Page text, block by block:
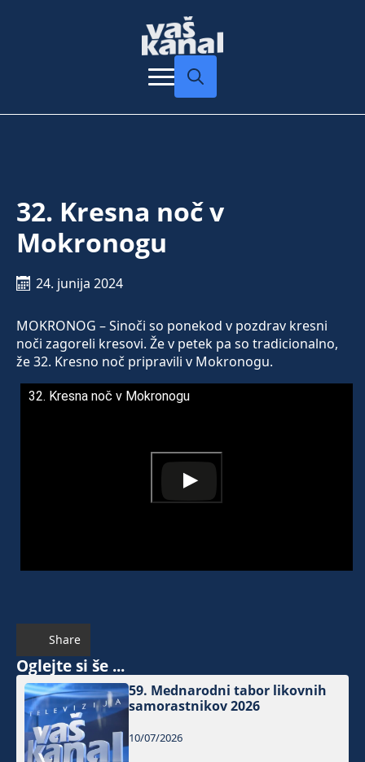
32. Kresna noč v
Mokronogu
24. junija 2024
MOKRONOG – Sinoči so ponekod v pozdrav kresni
noči zagoreli kresovi. Že v petek pa so tradicionalno,
že 32. Kresno noč pripravili v Mokronogu.
32. Kresna noč v Mokronogu
Share
Oglejte si še ...
59. Mednarodni tabor likovnih
samorastnikov 2026
10/07/2026